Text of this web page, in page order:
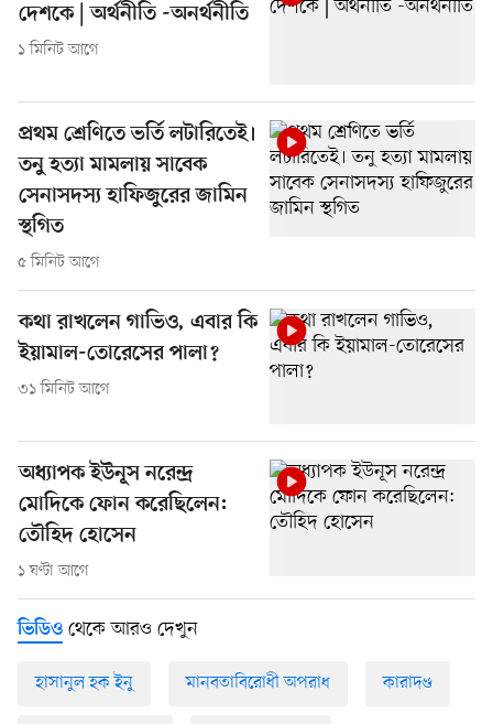
দেশকে | অর্থনীতি -অনর্থনীতি
১ মিনিট আগে
প্রথম শ্রেণিতে ভর্তি লটারিতেই।
তনু হত্যা মামলায় সাবেক
সেনাসদস্য হাফিজুরের জামিন
স্থগিত
৫ মিনিট আগে
কথা রাখলেন গাভিও, এবার কি
ইয়ামাল-তোরেসের পালা?
৩১ মিনিট আগে
অধ্যাপক ইউনূস নরেন্দ্র
মোদিকে ফোন করেছিলেন:
তৌহিদ হোসেন
১ ঘণ্টা আগে
ভিডিও থেকে আরও দেখুন
হাসানুল হক ইনু মানবতাবিরোধী অপরাধ কারাদণ্ড